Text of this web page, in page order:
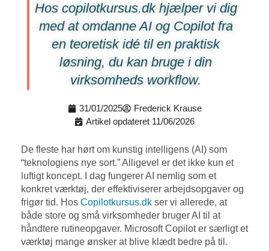
Hos copilotkursus.dk hjælper vi dig
med at omdanne AI og Copilot fra
en teoretisk idé til en praktisk
løsning, du kan bruge i din
virksomheds workflow.
31/01/2025
Frederick Krause
Artikel opdateret 11/06/2026
De fleste har hørt om kunstig intelligens (AI) som
“teknologiens nye sort.” Alligevel er det ikke kun et
luftigt koncept. I dag fungerer AI nemlig som et
konkret værktøj, der effektiviserer arbejdsopgaver og
frigør tid. Hos Copilotkursus.dk ser vi allerede, at
både store og små virksomheder bruger AI til at
håndtere rutineopgaver. Microsoft Copilot er særligt et
værktøj mange ønsker at blive klædt bedre på til.